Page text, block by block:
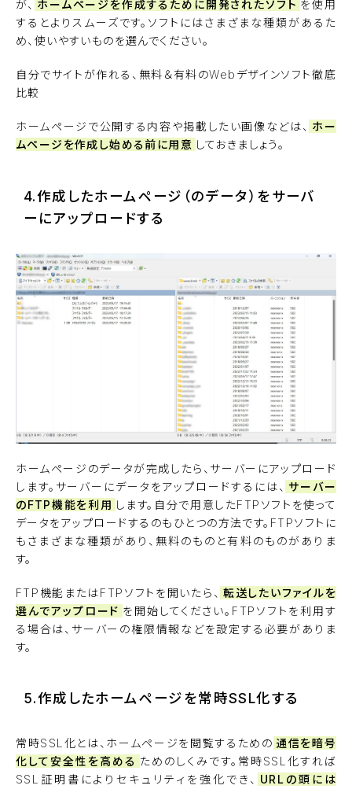
が、 ホームページを作成するために開発されたソフト を使用
するとよりスムーズです。ソフトにはさまざまな種類があるた
め、使いやすいものを選んでください。
自分でサイトが作れる、無料＆有料のWebデザインソフト徹底
比較
ホームページで公開する内容や掲載したい画像などは、 ホー
ムページを作成し始める前に用意 しておきましょう。
4.作成したホームページ（のデータ）をサーバ
ーにアップロードする
ホームページのデータが完成したら、サーバーにアップロード
します。サーバーにデータをアップロードするには、 サーバー
のFTP機能を利用 します。自分で用意したFTPソフトを使って
データをアップロードするのもひとつの方法です。FTPソフトに
もさまざまな種類があり、無料のものと有料のものがありま
す。
FTP機能またはFTPソフトを開いたら、 転送したいファイルを
選んでアップロード を開始してください。FTPソフトを利用す
る場合は、サーバーの権限情報などを設定する必要がありま
す。
5.作成したホームページを常時SSL化する
常時SSL化とは、ホームページを閲覧するための 通信を暗号
化して安全性を高める ためのしくみです。常時SSL化すれば
SSL証明書によりセキュリティを強化でき、 URLの頭には